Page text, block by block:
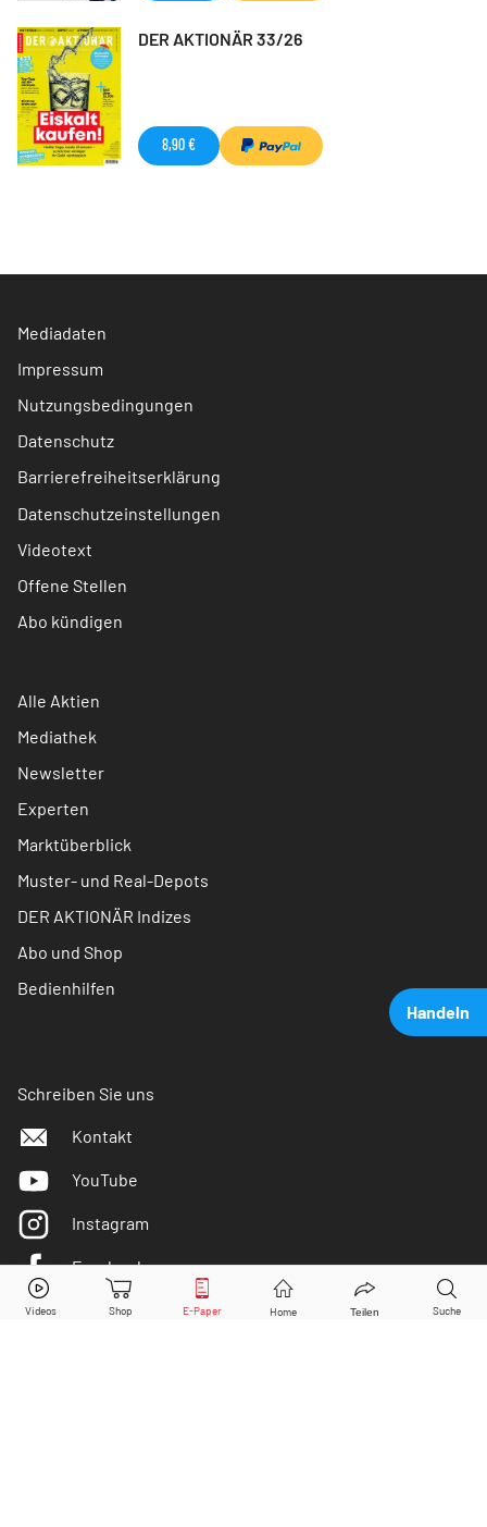
Handeln
Tesla Aktie jetzt handeln?
DER AKTIONÄR 33/26
8,90 €
Mediadaten
Impressum
Nutzungsbedingungen
Datenschutz
Barrierefreiheitserklärung
Datenschutzeinstellungen
Videotext
Offene Stellen
Abo kündigen
Alle Aktien
Mediathek
Newsletter
Experten
Marktüberblick
Muster- und Real-Depots
DER AKTIONÄR Indizes
Abo und Shop
Bedienhilfen
Schreiben Sie uns
Kontakt
YouTube
Instagram
Facebook
Twitter